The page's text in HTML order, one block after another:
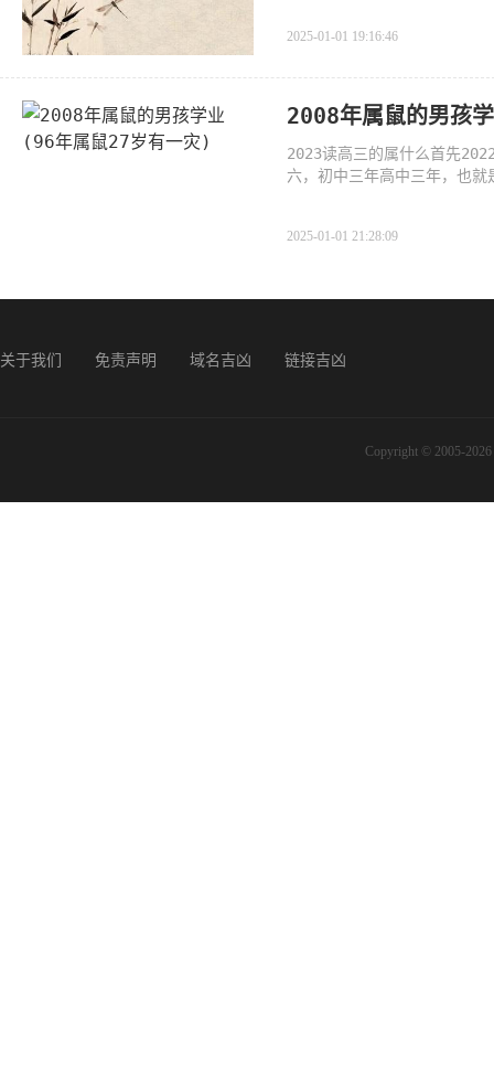
2025-01-01 19:16:46
2008年属鼠的男孩
2023读高三的属什么首先
六，初中三年高中三年，也
2025-01-01 21:28:09
关于我们 免责声明 域名吉凶 链接吉凶
Copyright © 2005-